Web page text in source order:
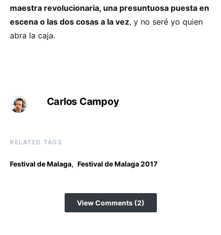
maestra revolucionaria, una presuntuosa puesta en
escena o las dos cosas a la vez, y no seré yo quien
abra la caja.
Carlos Campoy
RELATED TAGS
Festival de Malaga, Festival de Malaga 2017
View Comments (2)